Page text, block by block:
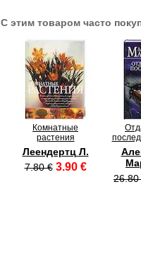
С этим товаром часто
Комнатные
растения
Леендертц Л.
7.80 € 3.90 €
26.80